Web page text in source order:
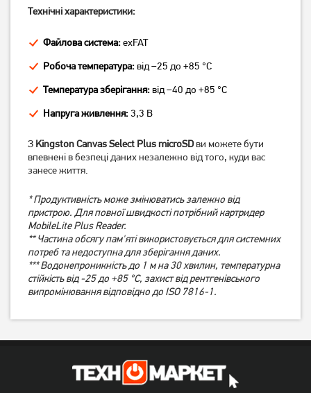
Карта пам'яті Wibrand
(WICDXU3/64GB)
629 грн
Карта пам'яті Kingston
(SDCS3/512GB)
Карта пам'яті Lexar
microSDXC High-
SD adapter (LMS0633128G-
1 299грн
Карта пам'яті Wibrand
349грн
Технічні характеристики:
Файлова система:exFAT
Робоча температура:від –25 до +85 °C
Температура зберігання:від –40 до +85 °C
Напруга живлення: 3,3 В
З Kingston Canvas Select Plus microSDви можете бути
впевнені в безпеці даних незалежно від того, куди вас
занесе життя.
* Продуктивність може змінюватись залежно від
пристрою. Для повної швидкості потрібний картридер
MobileLite Plus Reader.
** Частина обсягу пам'яті використовується для системних
потреб та недоступна для зберігання даних.
*** Водонепроникність до 1 м на 30 хвилин, температурна
стійкість від -25 до +85 °C, захист від рентгенівського
випромінювання відповідно до ISO 7816-1.